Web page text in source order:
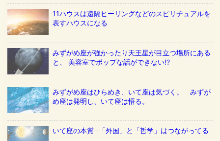
11ハウスは遠隔ヒーリングなどのスピリチュアルを
表すハウスになる
みずがめ座が強かったり天王星が目立つ場所にある
と、 美容室でポップな話ができない!?
みずがめ座はひらめき、いて座は気づく。 みずが
め座は発明し、いて座は悟る。
いて座の本質─「外国」と「哲学」はつながってる